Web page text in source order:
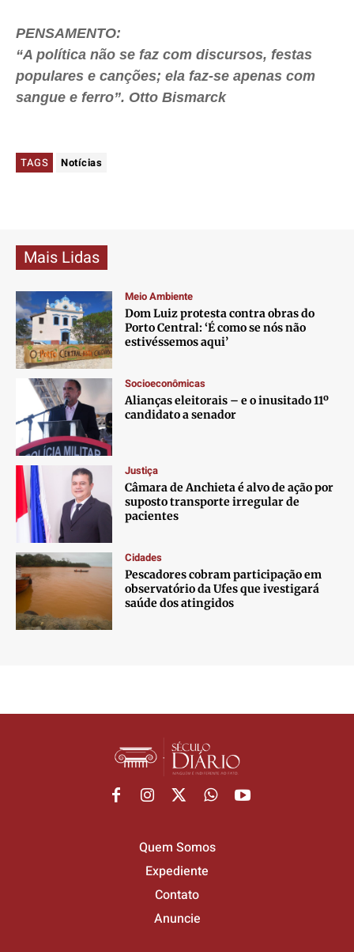
PENSAMENTO:
“A política não se faz com discursos, festas
populares e canções; ela faz-se apenas com
sangue e ferro”. Otto Bismarck
TAGS Notícias
Mais Lidas
Meio Ambiente
Dom Luiz protesta contra obras do
Porto Central: ‘É como se nós não
estivéssemos aqui’
Socioeconômicas
Alianças eleitorais – e o inusitado 11º
candidato a senador
Justiça
Câmara de Anchieta é alvo de ação por
suposto transporte irregular de
pacientes
Cidades
Pescadores cobram participação em
observatório da Ufes que ivestigará
saúde dos atingidos
Quem Somos
Expediente
Contato
Anuncie